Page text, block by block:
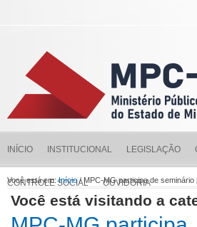
INÍCIO INSTITUCIONAL LEGISLAÇÃO
CONTROLE SOCIAL OUVIDORIA
Você está em:Início/ MPC-MG participa de
Você está visitando a